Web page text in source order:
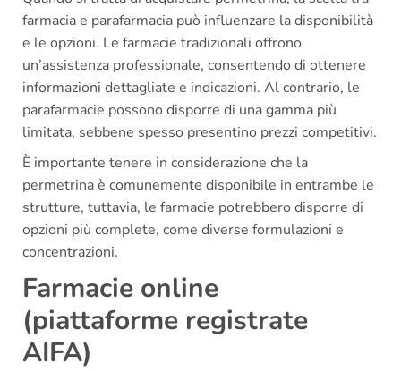
farmacia e parafarmacia può influenzare la disponibilità
e le opzioni. Le farmacie tradizionali offrono
un’assistenza professionale, consentendo di ottenere
informazioni dettagliate e indicazioni. Al contrario, le
parafarmacie possono disporre di una gamma più
limitata, sebbene spesso presentino prezzi competitivi.
È importante tenere in considerazione che la
permetrina è comunemente disponibile in entrambe le
strutture, tuttavia, le farmacie potrebbero disporre di
opzioni più complete, come diverse formulazioni e
concentrazioni.
Farmacie online
(piattaforme registrate
AIFA)